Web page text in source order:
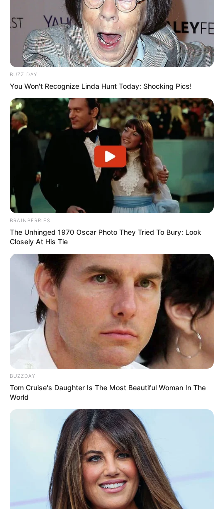
BUZZ DAY
You Won't Recognize Linda Hunt Today: Shocking Pics!
BRAINBERRIES
The Unhinged 1970 Oscar Photo They Tried To Bury: Look
Closely At His Tie
BUZZDAY
Tom Cruise's Daughter Is The Most Beautiful Woman In The
World